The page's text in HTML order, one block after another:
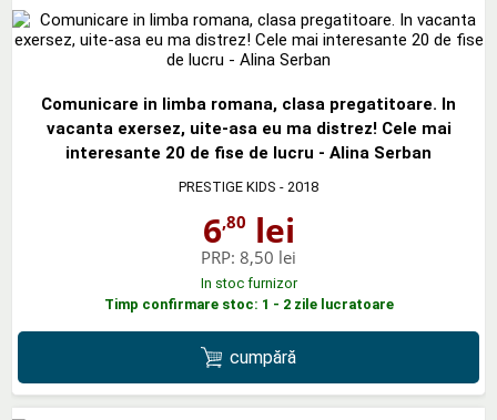
Comunicare in limba romana, clasa pregatitoare. In
vacanta exersez, uite-asa eu ma distrez! Cele mai
interesante 20 de fise de lucru - Alina Serban
PRESTIGE KIDS - 2018
6,80 lei
PRP: 8,50 lei
In stoc furnizor
Timp confirmare stoc: 1 - 2 zile lucratoare
cumpără